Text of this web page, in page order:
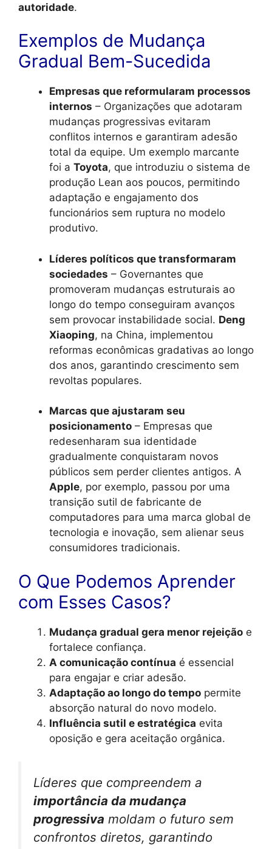
autoridade.
Exemplos de Mudança
Gradual Bem-Sucedida
Empresas que reformularam processos
internos – Organizações que adotaram
mudanças progressivas evitaram
conflitos internos e garantiram adesão
total da equipe. Um exemplo marcante
foi a Toyota, que introduziu o sistema de
produção Lean aos poucos, permitindo
adaptação e engajamento dos
funcionários sem ruptura no modelo
produtivo.
Líderes políticos que transformaram
sociedades – Governantes que
promoveram mudanças estruturais ao
longo do tempo conseguiram avanços
sem provocar instabilidade social. Deng
Xiaoping, na China, implementou
reformas econômicas gradativas ao longo
dos anos, garantindo crescimento sem
revoltas populares.
Marcas que ajustaram seu
posicionamento – Empresas que
redesenharam sua identidade
gradualmente conquistaram novos
públicos sem perder clientes antigos. A
Apple, por exemplo, passou por uma
transição sutil de fabricante de
computadores para uma marca global de
tecnologia e inovação, sem alienar seus
consumidores tradicionais.
O Que Podemos Aprender
com Esses Casos?
Mudança gradual gera menor rejeição e
fortalece confiança.
A comunicação contínua é essencial
para engajar e criar adesão.
Adaptação ao longo do tempo permite
absorção natural do novo modelo.
Influência sutil e estratégica evita
oposição e gera aceitação orgânica.
Líderes que compreendem a
importância da mudança
progressiva moldam o futuro sem
confrontos diretos, garantindo